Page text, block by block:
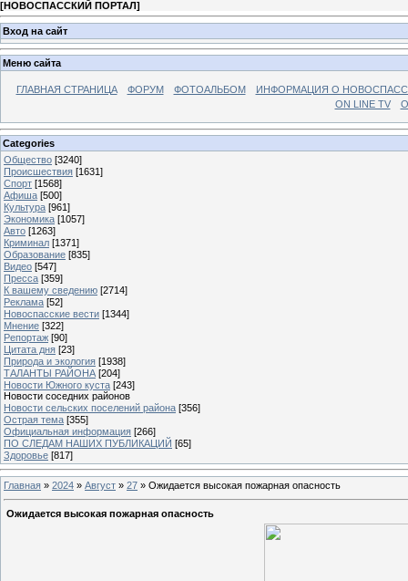
[НОВОСПАССКИЙ ПОРТАЛ]
Вход на сайт
Меню сайта
ГЛАВНАЯ СТРАНИЦА ФОРУМ ФОТОАЛЬБОМ
ИНФОРМАЦИЯ О
ON LINE TV
Categories
Общество [3240]
Происшествия [1631]
Спорт [1568]
Афиша [500]
Культура [961]
Экономика [1057]
Авто [1263]
Криминал [1371]
Образование [835]
Видео [547]
Пресса [359]
К вашему сведению [2714]
Реклама [52]
Новоспасские вести [1344]
Мнение [322]
Репортаж [90]
Цитата дня [23]
Природа и экология [1938]
ТАЛАНТЫ РАЙОНА [204]
Новости Южного куста [243]
Новости соседних районов
Новости сельских поселений района [356]
Острая тема [355]
Официальная информация [266]
ПО СЛЕДАМ НАШИХ ПУБЛИКАЦИЙ [65]
Здоровье [817]
Главная » 2024 » Август » 27 » Ожидается высокая пожарная опасность
Ожидается высокая пожарная опасность